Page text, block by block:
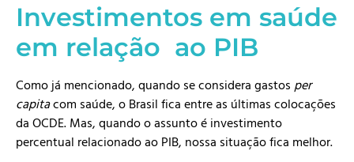
Investimentos em saúde
em relação ao PIB
Como já mencionado, quando se considera gastos per
capitacom saúde, o Brasil fica entre as últimas colocações
da OCDE. Mas, quando o assunto é investimento
percentual relacionado ao PIB, nossa situação fica melhor.